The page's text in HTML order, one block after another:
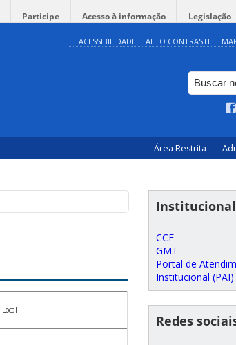
Participe Acesso à informação Legislação
ACESSIBILIDADE ALTO CONTRASTE
Área Restrita
Local
Institucional
CCE
GMT
Portal de
Institucional (PAI)
Redes